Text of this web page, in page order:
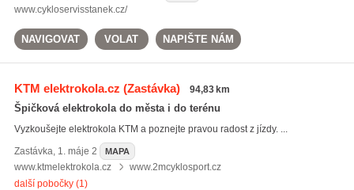
www.cykloservisstanek.cz/
NAVIGOVAT VOLAT NAPIŠTE NÁM
KTM elektrokola.cz (Zastávka) 94,83 km
Špičková elektrokola do města i do terénu
Vyzkoušejte elektrokola KTM a poznejte pravou radost z jízdy. ...
Zastávka, 1. máje 2 MAPA
www.ktmelektrokola.cz
www.2mcyklosport.cz
další pobočky (1)